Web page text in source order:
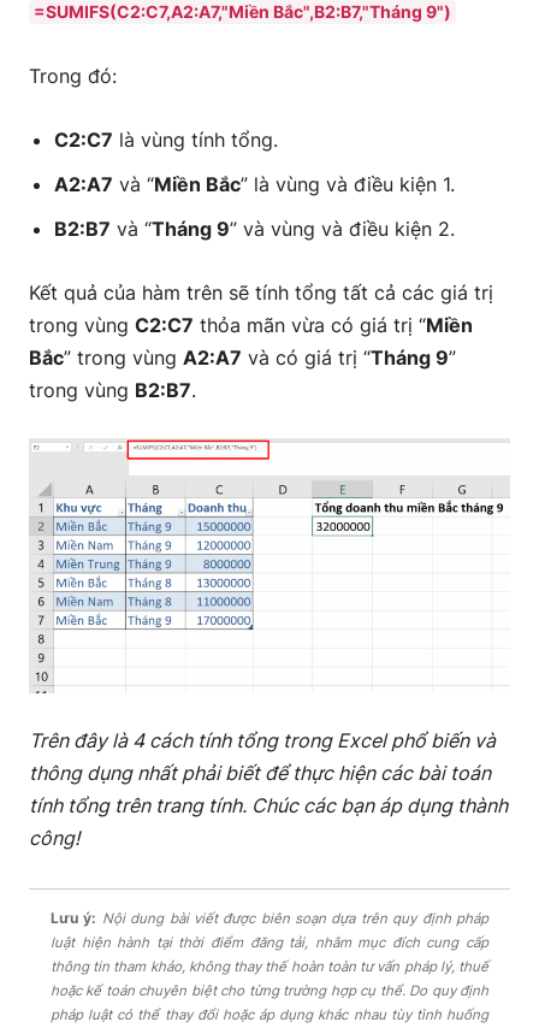
=SUMIFS(C2:C7,A2:A7,"Miền Bắc",B2:B7,"Tháng 9")
Trong đó:
C2:C7 là vùng tính tổng.
A2:A7 và “Miền Bắc” là vùng và điều kiện 1.
B2:B7 và “Tháng 9” và vùng và điều kiện 2.
Kết quả của hàm trên sẽ tính tổng tất cả các giá trị
trong vùng C2:C7 thỏa mãn vừa có giá trị “Miền
Bắc” trong vùng A2:A7 và có giá trị “Tháng 9”
trong vùng B2:B7.
Trên đây là 4 cách tính tổng trong Excel phổ biến và
thông dụng nhất phải biết để thực hiện các bài toán
tính tổng trên trang tính. Chúc các bạn áp dụng thành
công!
Lưu ý: Nội dung bài viết được biên soạn dựa trên quy định pháp
luật hiện hành tại thời điểm đăng tải, nhằm mục đích cung cấp
thông tin tham khảo, không thay thế hoàn toàn tư vấn pháp lý, thuế
hoặc kế toán chuyên biệt cho từng trường hợp cụ thể. Do quy định
pháp luật có thể thay đổi hoặc áp dụng khác nhau tùy tình huống